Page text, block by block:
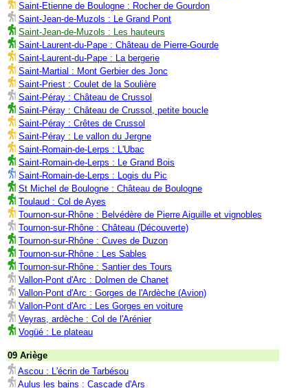
Saint-Etienne de Boulogne : Rocher de Gourdon
Saint-Jean-de-Muzols : Le Grand Pont
Saint-Jean-de-Muzols : Les hauteurs
Saint-Laurent-du-Pape : Château de Pierre-Gourde
Saint-Laurent-du-Pape : La bergerie
Saint-Martial : Mont Gerbier des Jonc
Saint-Priest : Coulet de la Soulière
Saint-Péray : Château de Crussol
Saint-Péray : Château de Crussol, petite boucle
Saint-Péray : Crêtes de Crussol
Saint-Péray : Le vallon du Jergne
Saint-Romain-de-Lerps : L'Ubac
Saint-Romain-de-Lerps : Le Grand Bois
Saint-Romain-de-Lerps : Logis du Pic
St Michel de Boulogne : Château de Boulogne
Toulaud : Col de Ayes
Tournon-sur-Rhône : Belvédère de Pierre Aiguille et vignobles
Tournon-sur-Rhône : Château (Découverte)
Tournon-sur-Rhône : Cuves de Duzon
Tournon-sur-Rhône : Les Sables
Tournon-sur-Rhône : Santier des Tours
Vallon-Pont d'Arc : Dolmen de Chanet
Vallon-Pont d'Arc : Gorges de l'Ardèche (Avion)
Vallon-Pont d'Arc : Les Gorges en voiture
Veyras, ardèche : Col de l'Arénier
Vogüé : Le plateau
09 Ariège
Ascou : L'écrin de Tarbésou
Aulus les bains : Cascade d'Ars